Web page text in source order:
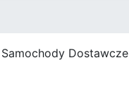
Dostawcze